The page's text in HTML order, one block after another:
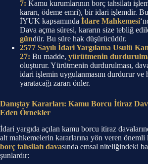
7: Kamu kurumlarının borç tahsilatı
kararı, ödeme emri), bir idari işlemdir.
İYUK kapsamında İdare Mahkemesi
Dava açma süresi, kararın size tebliğ
gündür. Bu süre hak düşürücüdür.
2577 Sayılı İdari Yargılama Usulü
27: Bu madde, yürütmenin
oluşturur. Yürütmenin durdurulması,
idari işlemin uygulanmasını durdurur ve
yaratacağı zararı önler.
Danıştay Kararları: Kamu Borcu İtiraz
Eden Örnekler
İdari yargıda açılan kamu borcu itiraz
alt mahkemelerin kararlarına yön veren önemli
borç tahsilatı davasında emsal niteliğindeki
şunlardır: